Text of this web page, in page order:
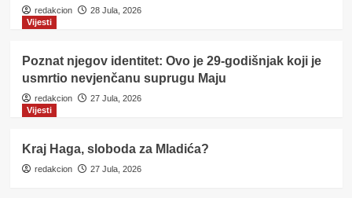
redakcion
28 Jula, 2026
Vijesti
Poznat njegov identitet: Ovo je 29-godišnjak koji je
usmrtio nevjenčanu suprugu Maju
redakcion
27 Jula, 2026
Vijesti
Kraj Haga, sloboda za Mladića?
redakcion 27 Jula, 2026